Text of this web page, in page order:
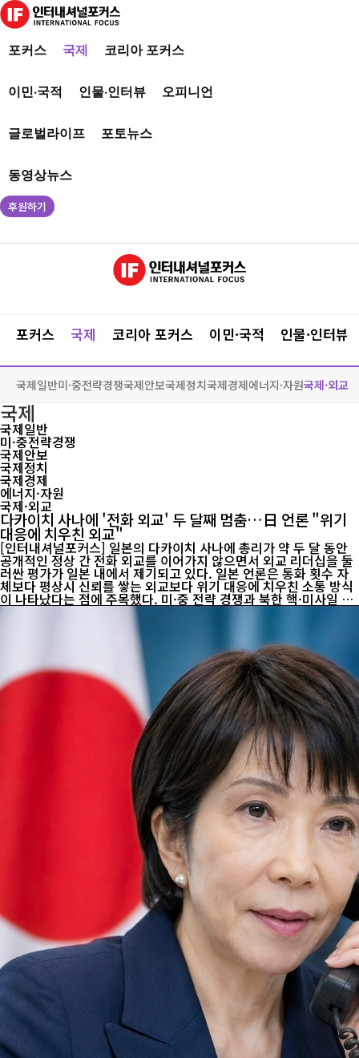
포커스 국제 코리아 포커스
이민·국적 인물·인터뷰 오피니언
글로벌라이프 포토뉴스
동영상뉴스
후원하기
포커스 국제 코리아 포커스 이민·국적 인물·인터뷰
국제일반미·중전략경쟁국제안보국제정치국제경제에너지·자원국제·외교
국제
국제일반
미·중전략경쟁
국제안보
국제정치
국제경제
에너지·자원
국제·외교
다카이치 사나에 '전화 외교' 두 달째 멈춤…日 언론 "위기
대응에 치우친 외교"
[인터내셔널포커스] 일본의 다카이치 사나에 총리가 약 두 달 동안
공개적인 정상 간 전화 외교를 이어가지 않으면서 외교 리더십을 둘
러싼 평가가 일본 내에서 제기되고 있다. 일본 언론은 통화 횟수 자
체보다 평상시 신뢰를 쌓는 외교보다 위기 대응에 치우친 소통 방식
이 나타났다는 점에 주목했다. 미·중 전략 경쟁과 북한 핵·미사일 문
제, 중동 정세 불안이 겹친 상황에서 정상 간 상시 소통은 국가의 외
교력과 위기관리 능력을 보여주는 핵심 지표로 평가된다. 일본경제
신문은 1일 다카이치 총리가 지난 6월 1일 이란 대통령과 통화한 이
후 현재까지 새로운 정상 간 전화 회담이 공개되지 않았다고 보도했
다. 일본 정부는 7월 초 레제프 타이이프 에르도안 튀르키예 대통령
과의 통화도 추진했지만 일정 조율 등의 이유로 성사되지 못한 것으
로 전해졌다. 집계상으로는 외교 활동이 부족한 수준은 아니다. 일본